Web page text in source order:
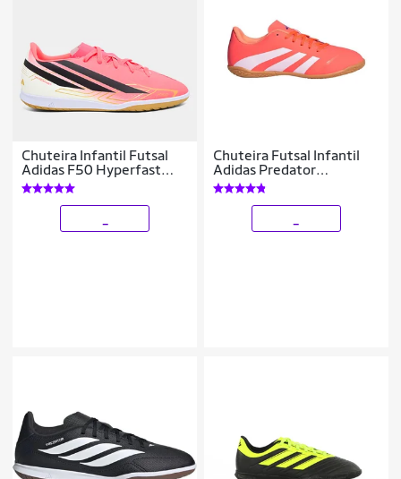
Chuteira Infantil Futsal
Adidas F50 Hyperfast
Club Copa Do Mundo
Chuteira Futsal Infantil
Adidas Predator
Artilheira 25 Essentials